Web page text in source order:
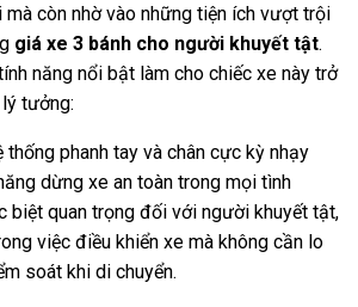
còn nhờ vào những tiện ích vượt trội
giá xe 3 bánh cho người khuyết tật.
năng nổi bật làm cho chiếc xe này trở
tưởng:
phanh tay và chân cực kỳ nhạy
dừng xe an toàn trong mọi tình
biệt quan trọng đối với người khuyết tật,
việc điều khiển xe mà không cần lo
soát khi di chuyển.